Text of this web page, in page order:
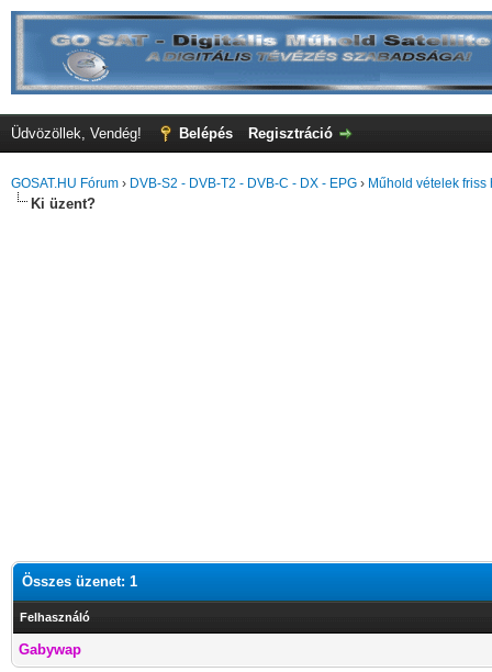
Üdvözöllek, Vendég! Belépés Regisztráció
GOSAT.HU Fórum › DVB-S2 - DVB-T2 - DVB-C - DX - EPG › Műhold vételek friss
Ki üzent?
Összes üzenet: 1
Felhasználó
Gabywap